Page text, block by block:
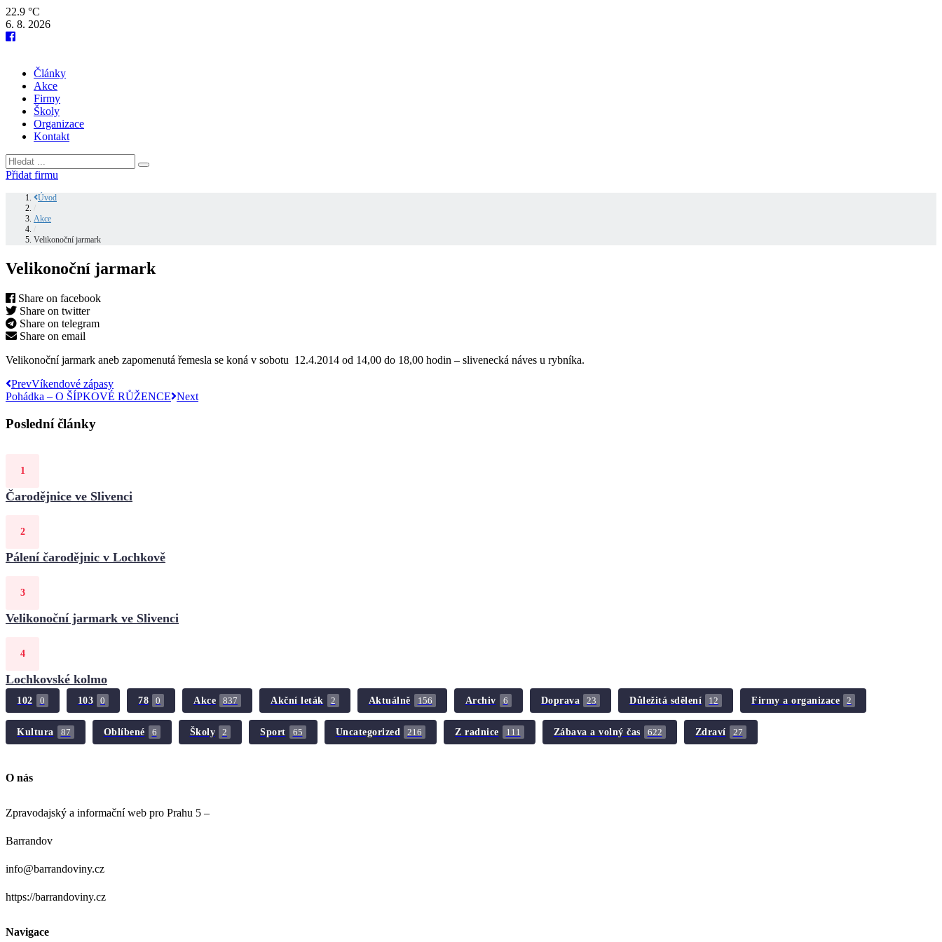
22.9 °C
6. 8. 2026
Články
Akce
Firmy
Školy
Organizace
Kontakt
Přidat firmu
Úvod
Akce
Velikonoční jarmark
Velikonoční jarmark
Share on facebook
Share on twitter
Share on telegram
Share on email
Velikonoční jarmark aneb zapomenutá řemesla se koná v sobotu 12.4.2014 od 14,00 do 18,00 hodin – slivenecká náves u rybníka.
PrevVíkendové zápasy
Pohádka – O ŠÍPKOVÉ RŮŽENCE Next
Poslední články
Čarodějnice ve Slivenci
Pálení čarodějnic v Lochkově
Velikonoční jarmark ve Slivenci
Lochkovské kolmo
102 0 103 0 78 0 Akce 837 Akční leták 2 Aktuálně 156 Archiv 6 Doprava 23 Důležitá sdělení 12 Firmy a organizace 2
Kultura 87 Oblíbené 6 Školy 2 Sport 65 Uncategorized 216 Z radnice 111 Zábava a volný čas 622 Zdraví 27
O nás
Zpravodajský a informační web pro Prahu 5 –
Barrandov
info@barrandoviny.cz
https://barrandoviny.cz
Navigace